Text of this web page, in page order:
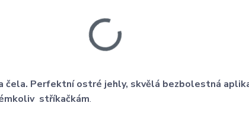
čela. Perfektní ostré jehly, skvělá bezbolestná
stříkačkám.